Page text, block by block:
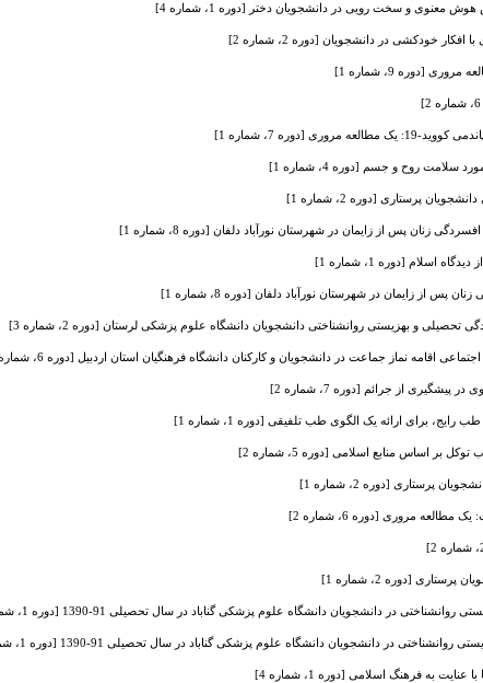
معنوی و سخت رویی در دانشجویان دختر [دوره 1، شماره 4]
خودکشی در دانشجویان [دوره 2، شماره 2]
[دوره 9، شماره 1]
[دوره 7، شماره 1]
روح و جسم [دوره 4، شماره 1]
پرستاری [دوره 2، شماره 1]
زنان پس از زایمان در شهرستان نورآباد دلفان [دوره 8، شماره 1]
اسلام [دوره 1، شماره 1]
پس از زایمان در شهرستان نورآباد دلفان [دوره 8، شماره 1]
و بهزیستی روانشناختی دانشجویان دانشگاه علوم پزشکی لرستان [دوره 2، شماره 3]
اقامه نماز جماعت در دانشجویان و کارکنان دانشگاه فرهنگیان استان اردبیل [دوره 6، شماره 2]
از جرائم [دوره 7، شماره 2]
برای ارائه یک الگوی طب تلفیقی [دوره 1، شماره 1]
بر اساس منابع اسلامی [دوره 5، شماره 2]
پرستاری [دوره 2، شماره 1]
مروری [دوره 6، شماره 2]
[دوره 2، شماره 1]
در دانشجویان دانشگاه علوم پزشکی گناباد در سال تحصیلی 91-1390 [دوره 1، شماره 4]
در دانشجویان دانشگاه علوم پزشکی گناباد در سال تحصیلی 91-1390 [دوره 1، شماره 4]
به فرهنگ اسلامی [دوره 1، شماره 4]